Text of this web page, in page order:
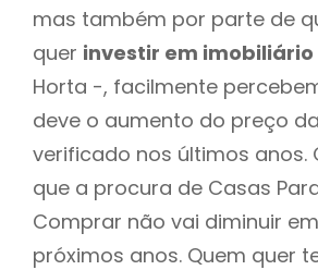
mas também por parte de
quer investir em imobiliário
Horta -, facilmente
deve o aumento do preço
verificado nos últimos anos.
que a procura de Casas
Comprar não vai diminuir
próximos anos. Quem quer